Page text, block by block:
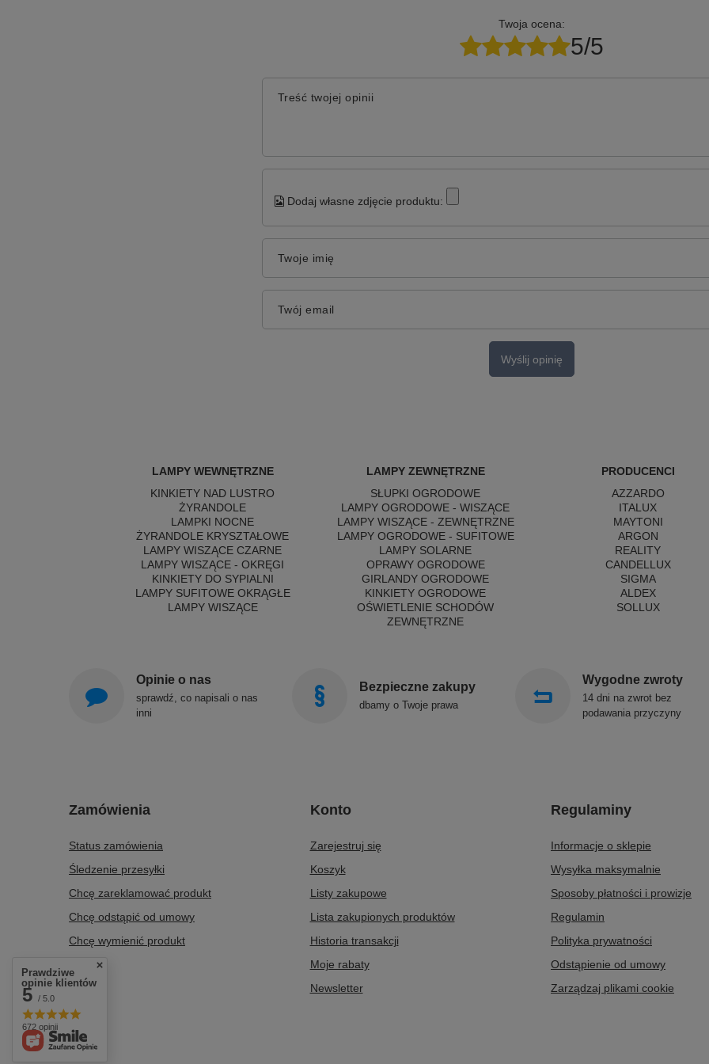
Twoja ocena:
5/5
Treść twojej opinii
Dodaj własne zdjęcie produktu:
Twoje imię
Twój email
Wyślij opinię
LAMPY WEWNĘTRZNE
KINKIETY NAD LUSTRO
ŻYRANDOLE
LAMPKI NOCNE
ŻYRANDOLE KRYSZTAŁOWE
LAMPY WISZĄCE CZARNE
LAMPY WISZĄCE - OKRĘGI
KINKIETY DO SYPIALNI
LAMPY SUFITOWE OKRĄGŁE
LAMPY WISZĄCE
LAMPY ZEWNĘTRZNE
SŁUPKI OGRODOWE
LAMPY OGRODOWE - WISZĄCE
LAMPY WISZĄCE - ZEWNĘTRZNE
LAMPY OGRODOWE - SUFITOWE
LAMPY SOLARNE
OPRAWY OGRODOWE
GIRLANDY OGRODOWE
KINKIETY OGRODOWE
OŚWIETLENIE SCHODÓW
ZEWNĘTRZNE
PRODUCENCI
AZZARDO
ITALUX
MAYTONI
ARGON
REALITY
CANDELLUX
SIGMA
ALDEX
SOLLUX
Opinie o nas
sprawdź, co napisali o nas
inni
Bezpieczne zakupy
dbamy o Twoje prawa
Wygodne zwroty
14 dni na zwrot bez
podawania przyczyny
Zamówienia
Status zamówienia
Śledzenie przesyłki
Chcę zareklamować produkt
Chcę odstąpić od umowy
Chcę wymienić produkt
Kontakt
Konto
Zarejestruj się
Koszyk
Listy zakupowe
Lista zakupionych produktów
Historia transakcji
Moje rabaty
Newsletter
Regulaminy
Informacje o sklepie
Wysyłka maksymalnie
Sposoby płatności i prowizje
Regulamin
Polityka prywatności
Odstąpienie od umowy
Zarządzaj plikami cookie
Prawdziwe
opinie klientów
5 / 5.0
672 opinii